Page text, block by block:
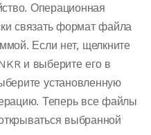
Операционная
связать формат файла
Если нет, щелкните
и выберите его в
установленную
Теперь все файлы
выбранной